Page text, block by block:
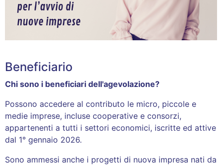
Beneficiario
Chi sono i beneficiari dell'agevolazione?
Possono accedere al contributo le micro, piccole e
medie imprese, incluse cooperative e consorzi,
appartenenti a tutti i settori economici, iscritte ed attive
dal 1° gennaio 2026.​
Sono ammessi anche i progetti di nuova impresa nati da